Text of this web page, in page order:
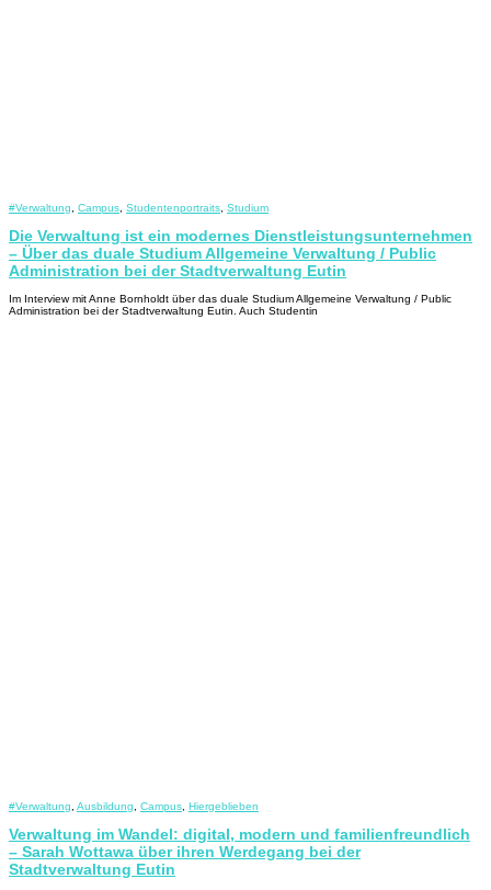
#Verwaltung Campus Studentenportraits Studium
Die Verwaltung ist ein modernes Dienstleistungsunternehmen
– Über das duale Studium Allgemeine Verwaltung / Public
Administration bei der Stadtverwaltung Eutin
Im Interview mit Anne Bornholdt über das duale Studium Allgemeine Verwaltung / Public
Administration bei der Stadtverwaltung Eutin. Auch Studentin
#Verwaltung Ausbildung Campus Hiergeblieben
Verwaltung im Wandel: digital, modern und familienfreundlich
– Sarah Wottawa über ihren Werdegang bei der
Stadtverwaltung Eutin